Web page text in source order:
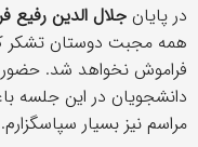
در پایان جلال الدین رفیع فر
همه مجبت دوستان تشکر
فراموش نخواهد شد. حضور
دانشجویان در این جلسه
مراسم نیز بسیار سپاسگزارم.